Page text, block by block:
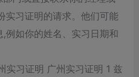
实习证明的请求。他们可能
例如你的姓名、实习日期和
实习证明 广州实习证明 1 兹